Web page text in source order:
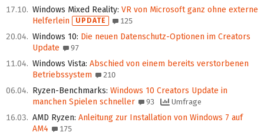
17.10. Windows Mixed Reality: VR von Microsoft ganz ohne externe
Helferlein
UPDATE 125
20.04. Windows 10: Die neuen Datenschutz-Optionen im Creators
Update
97
11.04. Windows Vista: Abschied von einem bereits verstorbenen
Betriebssystem
210
06.04. Ryzen-Benchmarks: Windows 10 Creators Update in
manchen Spielen schneller
93 Umfrage
16.03. AMD Ryzen: Anleitung zur Installation von Windows 7 auf
AM4
175